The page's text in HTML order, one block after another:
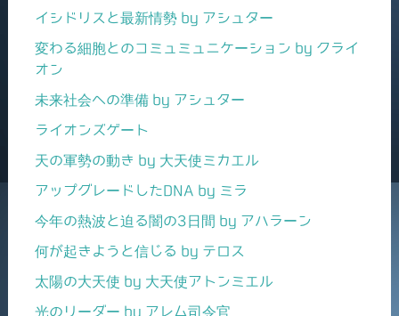
イシドリスと最新情勢 by アシュター
変わる細胞とのコミュミュニケーション by クライ
オン
未来社会への準備 by アシュター
ライオンズゲート
天の軍勢の動き by 大天使ミカエル
アップグレードしたDNA by ミラ
今年の熱波と迫る闇の3日間 by アハラーン
何が起きようと信じる by テロス
太陽の大天使 by 大天使アトンミエル
光のリーダー by アレム司令官